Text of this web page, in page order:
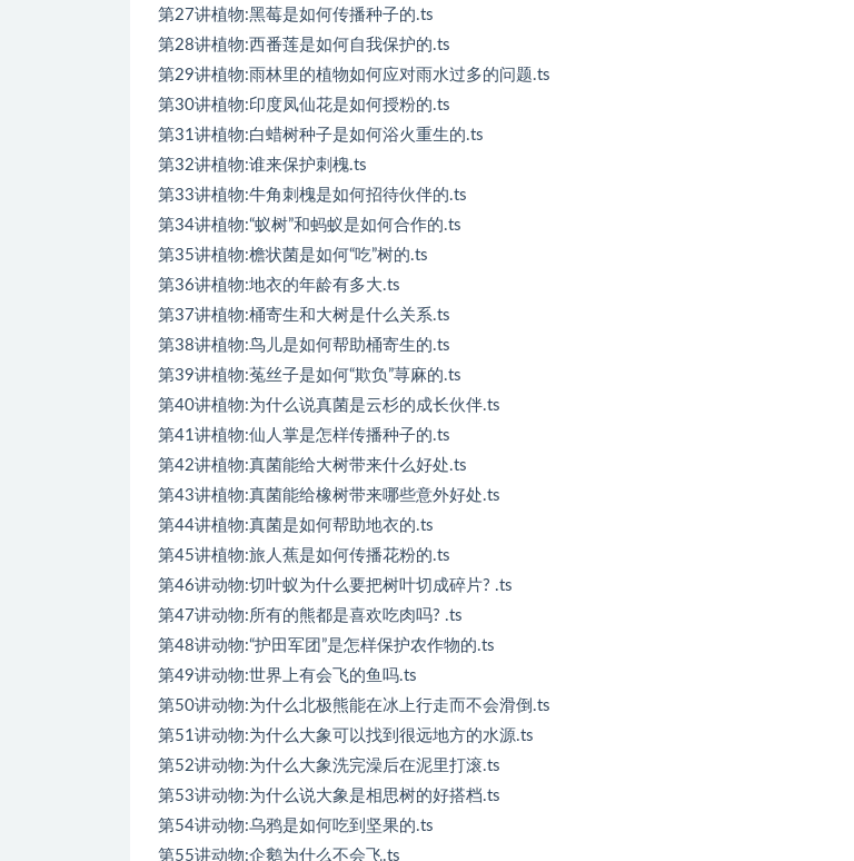
第27讲植物:黑莓是如何传播种子的.ts
第28讲植物:西番莲是如何自我保护的.ts
第29讲植物:雨林里的植物如何应对雨水过多的问题.ts
第30讲植物:印度凤仙花是如何授粉的.ts
第31讲植物:白蜡树种子是如何浴火重生的.ts
第32讲植物:谁来保护刺槐.ts
第33讲植物:牛角刺槐是如何招待伙伴的.ts
第34讲植物:“蚁树”和蚂蚁是如何合作的.ts
第35讲植物:檐状菌是如何“吃”树的.ts
第36讲植物:地衣的年龄有多大.ts
第37讲植物:桶寄生和大树是什么关系.ts
第38讲植物:鸟儿是如何帮助桶寄生的.ts
第39讲植物:菟丝子是如何“欺负”荨麻的.ts
第40讲植物:为什么说真菌是云杉的成长伙伴.ts
第41讲植物:仙人掌是怎样传播种子的.ts
第42讲植物:真菌能给大树带来什么好处.ts
第43讲植物:真菌能给橡树带来哪些意外好处.ts
第44讲植物:真菌是如何帮助地衣的.ts
第45讲植物:旅人蕉是如何传播花粉的.ts
第46讲动物:切叶蚁为什么要把树叶切成碎片? .ts
第47讲动物:所有的熊都是喜欢吃肉吗? .ts
第48讲动物:“护田军团”是怎样保护农作物的.ts
第49讲动物:世界上有会飞的鱼吗.ts
第50讲动物:为什么北极熊能在冰上行走而不会滑倒.ts
第51讲动物:为什么大象可以找到很远地方的水源.ts
第52讲动物:为什么大象洗完澡后在泥里打滚.ts
第53讲动物:为什么说大象是相思树的好搭档.ts
第54讲动物:乌鸦是如何吃到坚果的.ts
第55讲动物:企鹅为什么不会飞.ts